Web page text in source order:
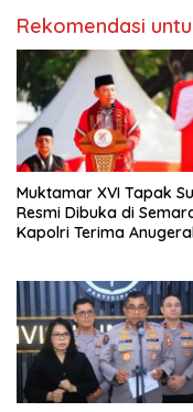
Rekomendasi
Muktamar XVI Tapak
Resmi Dibuka di
Kapolri Terima